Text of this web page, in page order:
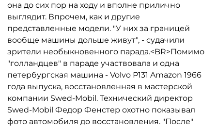
она до сих пор на ходу и вполне прилично
выглядит. Впрочем, как и другие
представленные модели. "У них за границей
вообще машины дольше живут", - судачили
зрители необыкновенного парада.<BR>Помимо
"голландцев" в параде участвовала и одна
петербургская машина - Volvo Р131 Amazon 1966
года выпуска, восстановленная в мастерской
компании Swed-Mobil. Технический директор
Swed-Mobil Федор Фенстер охотно показывал
фото автомобиля до восстановления. "После"